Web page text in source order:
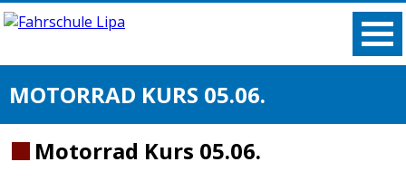
MOTORRAD KURS 05.06.
Motorrad Kurs 05.06.